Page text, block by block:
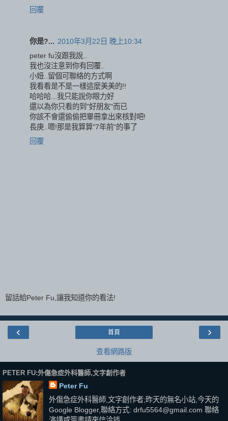
回覆
你是?... 2010年3月22日 晚上10:34
peter fu沒跟我說..
我也沒注意到你有回覆..
小妞..留個可聯絡的方式啊
我看看是不是一樣這麼美美的!!
哈哈哈...我只能說你眼力好
還以為你只看的到"好朋友"而已
你該不會還偷偷把畢冊拿出來核對吧!
長庚..嗯!那是我算算"7年前"的事了
回覆
留話給Peter Fu,讓我知道你的看法!
‹ ›
首頁
查看網路版
PETER FU:外傷急症外科醫師,文字創作者
Peter Fu
外傷急症外科醫師,文字創作者;昨天的無名小站,今天的
Google Blogger,聯絡方式: drfu5564@gmail.com 聯絡